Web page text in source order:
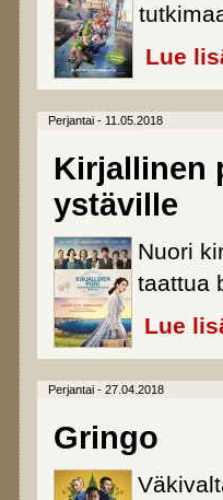
Lue
Perjantai - 11.05.2018
Kirjallinen
ystäville
Nuori
taattua
Lue
Perjantai - 27.04.2018
Gringo